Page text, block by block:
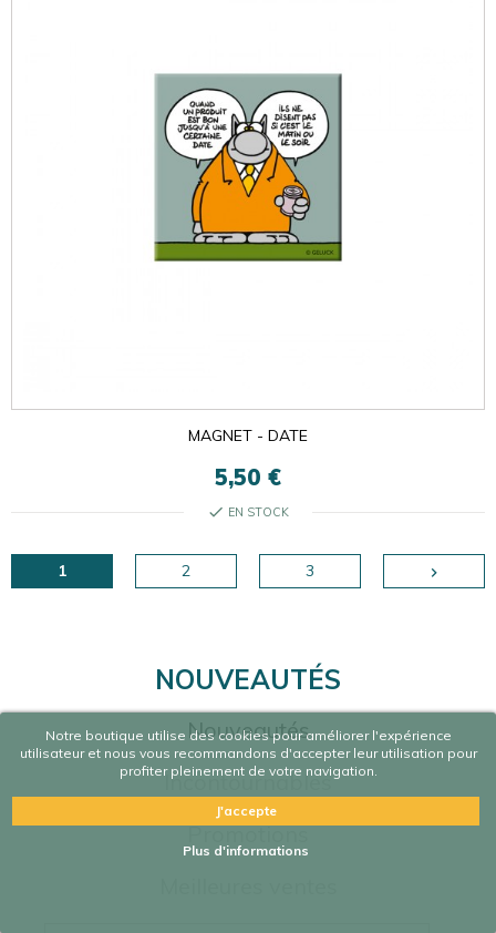
Notre boutique utilise des cookies pour améliorer l'expérience
utilisateur et nous vous recommandons d'accepter leur utilisation pour
profiter pleinement de votre navigation.
J'accepte
Plus d'informations
MAGNET - DATE
5,50 €
check EN STOCK
1 2 3 
NOUVEAUTÉS
Nouveautés
Incontournables
Promotions